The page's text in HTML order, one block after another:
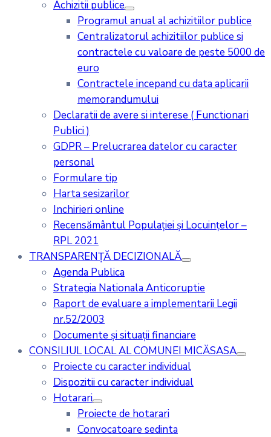
Achizitii publice
Programul anual al achizitiilor publice
Centralizatorul achizitiilor publice si
contractele cu valoare de peste 5000 de
euro
Contractele incepand cu data aplicarii
memorandumului
Declaratii de avere si interese ( Functionari
Publici )
GDPR – Prelucrarea datelor cu caracter
personal
Formulare tip
Harta sesizarilor
Inchirieri online
Recensământul Populației și Locuințelor –
RPL 2021
TRANSPARENȚĂ DECIZIONALĂ
Agenda Publica
Strategia Nationala Anticoruptie
Raport de evaluare a implementarii Legii
nr.52/2003
Documente și situații financiare
CONSILIUL LOCAL AL COMUNEI MICĂSASA
Proiecte cu caracter individual
Dispozitii cu caracter individual
Hotarari
Proiecte de hotarari
Convocatoare sedinta